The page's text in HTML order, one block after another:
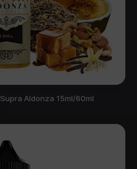
Aldonza 15ml/60ml